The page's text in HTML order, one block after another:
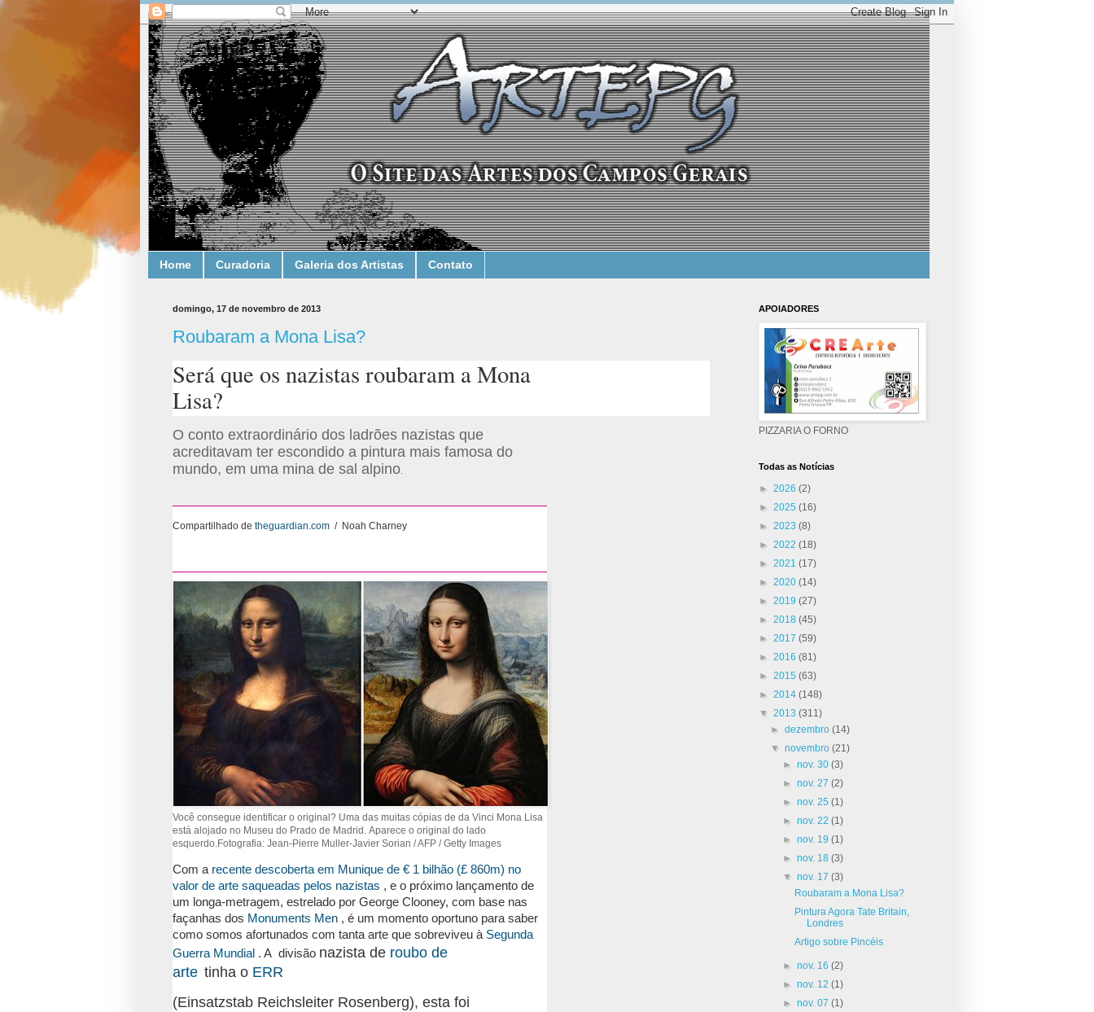
Home Curadoria Galeria dos Artistas Contato
domingo, 17 de novembro de 2013
Roubaram a Mona Lisa?
Será que os nazistas roubaram a Mona
Lisa?
O conto extraordinário dos ladrões nazistas que
acreditavam ter escondido a pintura mais famosa do
mundo, em uma mina de sal alpino.
Compartilhado de theguardian.com / Noah Charney
Você consegue identificar o original? Uma das muitas cópias de da Vinci Mona Lisa
está alojado no Museu do Prado de Madrid. Aparece o original do lado
esquerdo.Fotografia: Jean-Pierre Muller-Javier Sorian / AFP / Getty Images
Com a recente descoberta em Munique de € 1 bilhão (£ 860m) no
valor de arte saqueadas pelos nazistas , e o próximo lançamento de
um longa-metragem, estrelado por George Clooney, com base nas
façanhas dos Monuments Men , é um momento oportuno para saber
como somos afortunados com tanta arte que sobreviveu à Segunda
Guerra Mundial . A divisão nazista de roubo de
arte tinha o ERR
(Einsatzstab Reichsleiter Rosenberg), esta foi
APOIADORES
PIZZARIA O FORNO
Todas as Notícias
► 2026 (2)
► 2025 (16)
► 2023 (8)
► 2022 (18)
► 2021 (17)
► 2020 (14)
► 2019 (27)
► 2018 (45)
► 2017 (59)
► 2016 (81)
► 2015 (63)
► 2014 (148)
▼ 2013 (311)
►dezembro(14)
▼novembro(21)
► nov. 30 (3)
► nov. 27 (2)
► nov. 25 (1)
► nov. 22 (1)
► nov. 19 (1)
► nov. 18 (3)
▼ nov. 17 (3)
Roubaram a Mona Lisa?
Pintura Agora Tate Britain,
Londres
Artigo sobre Pincéis
► nov. 16 (2)
► nov. 12 (1)
► nov. 07 (1)